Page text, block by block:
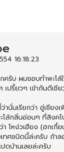
16:18:23
ครับ ผมชอบทำพะโ
เปรี้ยวๆ เข้ากันดีเชีย
านั่นเรียกว่า อู่เซียง
ล้กลิ่นอ่อนๆ ที่สิงคโ
า โหง่วเฮียง (ฮกเ
เทศชนิดนี้ล่ะครับ ถ้า
ดบ้านเลยล่ะครับ